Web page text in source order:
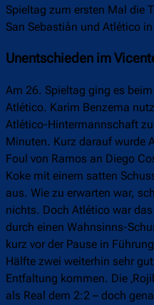
Spieltag zum ersten Mal die
San Sebastián und Atlético
Unentschieden im
Am 26. Spieltag ging es
Atlético. Karim Benzema
Atlético-Hintermannschaft
Minuten. Kurz darauf wurde
Foul von Ramos an Diego
Koke mit einem satten
aus. Wie zu erwarten war,
nichts. Doch Atlético war
durch einen Wahnsinns-
kurz vor der Pause in
Hälfte zwei weiterhin sehr
Entfaltung kommen. Die
als Real dem 2:2 – doch